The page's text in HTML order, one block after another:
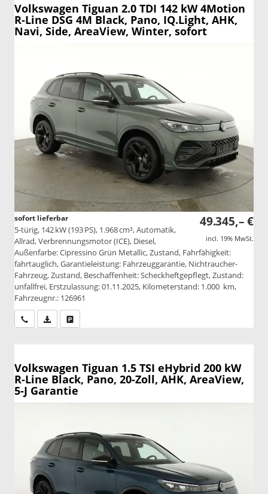
Volkswagen Tiguan 2.0 TDI 142 kW 4Motion
R-Line DSG 4M Black, Pano, IQ.Light, AHK,
Navi, Side, AreaView, Winter, sofort
49.345,– €
incl. 19% MwSt.
sofort lieferbar
5-türig, 142 kW (193 PS), 1.968 cm³, Automatik,
Allrad, Verbrennungsmotor (ICE), Diesel,
Außenfarbe: Cipressino Grün Metallic, Zustand, Fahrfähigkeit:
fahrtauglich, Garantieleistung: Fahrzeuggarantie, Nichtraucher-
Fahrzeug, Zustand, Beschaffenheit: Scheckheftgepflegt, Zustand:
unfallfrei, Erstzulassung: 01.11.2025, Kilometerstand: 1.000 km,
Fahrzeugnr.: 126961
Wir rufen Sie anPDF-Datei, Fahrzeugexposé drucken
Volkswagen Tiguan 1.5 TSI eHybrid 200 kW
R-Line Black, Pano, 20-Zoll, AHK, AreaView,
5-J Garantie